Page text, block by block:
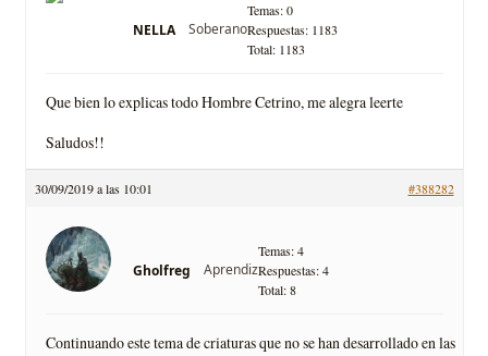
NELLA Soberano
Temas: 0
Respuestas: 1183
Total: 1183
Que bien lo explicas todo Hombre Cetrino, me alegra leerte
Saludos!!
30/09/2019 a las 10:01 #388282
Gholfreg Aprendiz
Temas: 4
Respuestas: 4
Total: 8
Continuando este tema de criaturas que no se han desarrollado en las